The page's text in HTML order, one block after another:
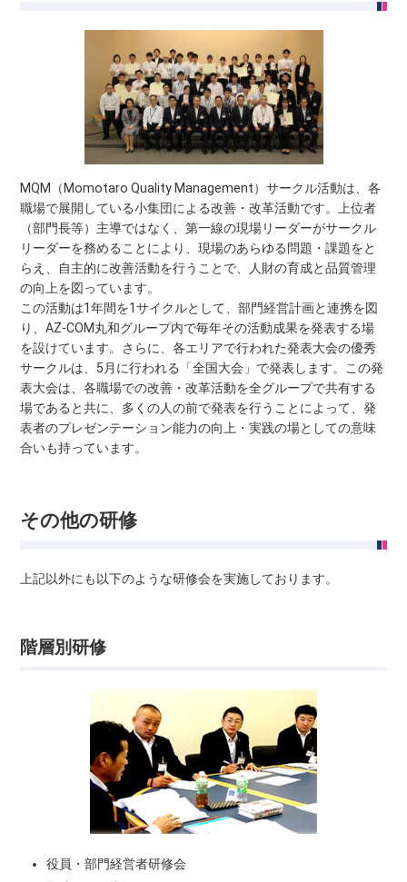
MQM（Momotaro Quality Management）サークル活動は、各
職場で展開している小集団による改善・改革活動です。上位者
（部門長等）主導ではなく、第一線の現場リーダーがサークル
リーダーを務めることにより、現場のあらゆる問題・課題をと
らえ、自主的に改善活動を行うことで、人財の育成と品質管理
の向上を図っています。
この活動は1年間を1サイクルとして、部門経営計画と連携を図
り、AZ-COM丸和グループ内で毎年その活動成果を発表する場
を設けています。さらに、各エリアで行われた発表大会の優秀
サークルは、5月に行われる「全国大会」で発表します。この発
表大会は、各職場での改善・改革活動を全グループで共有する
場であると共に、多くの人の前で発表を行うことによって、発
表者のプレゼンテーション能力の向上・実践の場としての意味
合いも持っています。
その他の研修
上記以外にも以下のような研修会を実施しております。
階層別研修
役員・部門経営者研修会